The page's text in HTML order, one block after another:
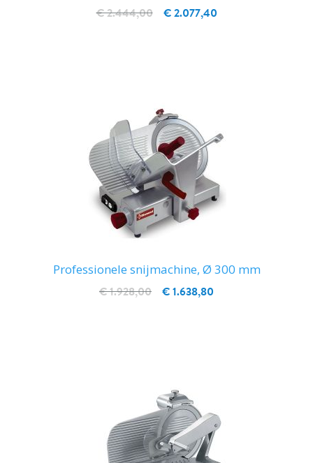
€ 2.077,40
€ 2.444,00
Professionele snijmachine, Ø 300 mm
€ 1.638,80
€ 1.928,00